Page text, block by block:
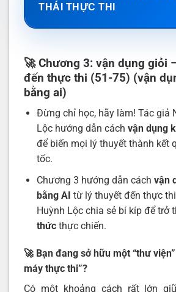
THÁI THỰC THI
🚀 Chương 3: vận dụng giỏi
đến thực thi (51-75) (vận
bằng ai)
Đừng chỉ học, hãy làm! Tác giả
Lộc hướng dẫn cách vận dụng
để biến mọi lý thuyết thành kết
tốc.
Chương 3 hướng dẫn cách vận
bằng AI từ lý thuyết đến thực
Huỳnh Lộc chia sẻ bí kíp để trở
thứcthực chiến.
🚀 Bạn đang sở hữu một “thư
máy thực thi”?
Có một khoảng cách rất lớn